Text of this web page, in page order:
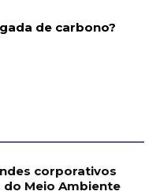
de carbono?
corporativos
do Meio Ambiente